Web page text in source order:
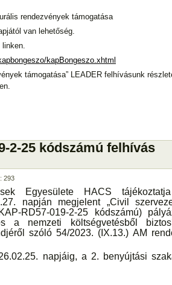
rendezvények támogatása
van lehetőség.
linken.
kapBongeszo.xhtml
támogatása” LEADER felhívásunk
2-25 kódszámú felhívás
293
Egyesülete HACS
napján megjelent „Civil
RD57-019-2-25 kódszámú)
a nemzeti költségvetésből
szóló 54/2023. (IX.13.) AM
napjáig, a 2. benyújtási